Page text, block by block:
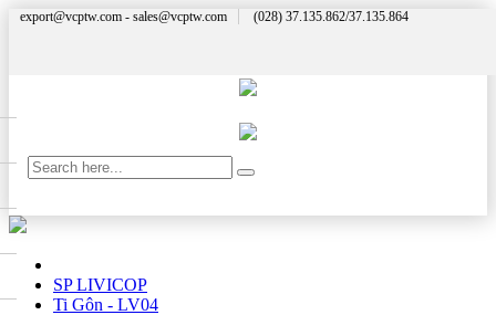
export@vcptw.com - sales@vcptw.com (028) 37.135.862/37.135.864
SP LIVICOP
Ti Gôn - LV04